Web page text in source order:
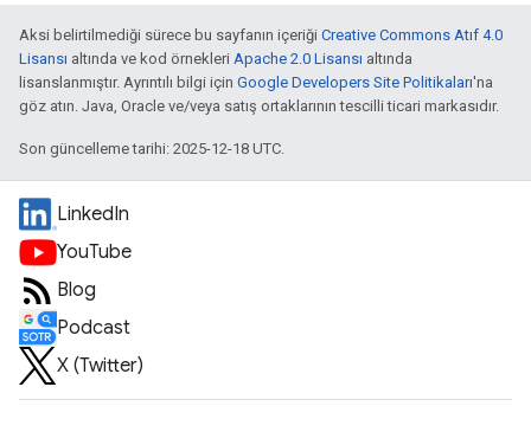
Aksi belirtilmediği sürece bu sayfanın içeriği Creative Commons Atıf 4.0
Lisansı altında ve kod örnekleri Apache 2.0 Lisansı altında
lisanslanmıştır. Ayrıntılı bilgi için Google Developers Site Politikaları'na
göz atın. Java, Oracle ve/veya satış ortaklarının tescilli ticari markasıdır.
Son güncelleme tarihi: 2025-12-18 UTC.
LinkedIn
YouTube
Blog
Podcast
X (Twitter)